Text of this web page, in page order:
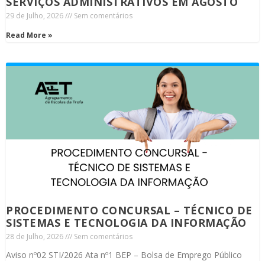
29 de Julho, 2026
Sem comentários
Read More »
PROCEDIMENTO CONCURSAL – TÉCNICO DE
SISTEMAS E TECNOLOGIA DA INFORMAÇÃO
28 de Julho, 2026 Sem comentários
Aviso nº02 STI/2026 Ata nº1 BEP – Bolsa de Emprego Público